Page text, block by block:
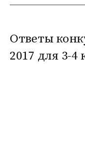
Ответы
2017 для 3-4